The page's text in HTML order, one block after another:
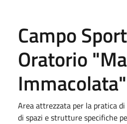
Campo
Oratorio
Immacolata"
Area attrezzata per la pratica
di spazi e strutture specifiche